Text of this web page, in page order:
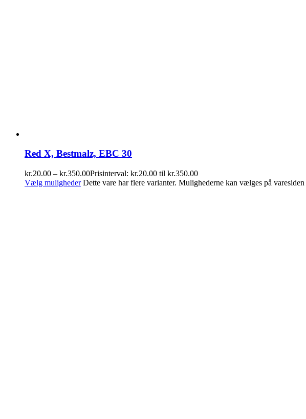
Red X, Bestmalz, EBC 30
kr.20.00 – kr.350.00Prisinterval: kr.20.00 til kr.350.00
Vælg muligheder Dette vare har flere varianter. Mulighederne kan vælges på varesiden